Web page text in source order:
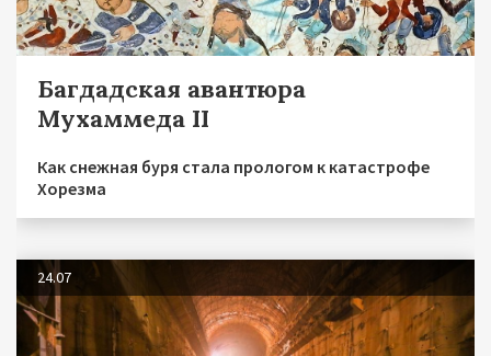
Багдадская авантюра
Мухаммеда II
Как снежная буря стала прологом к катастрофе
Хорезма
24.07